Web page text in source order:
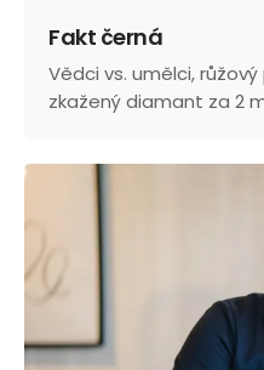
Fakt černá
Vědci vs. umělci,
zkažený diamant za 2